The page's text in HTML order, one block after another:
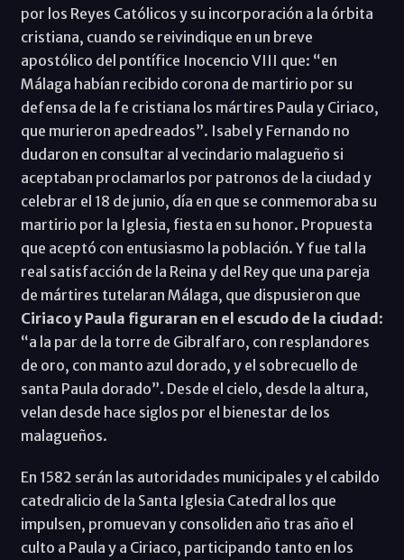
por los Reyes Católicos y su incorporación a la órbita
cristiana, cuando se reivindique en un breve
apostólico del pontífice Inocencio VIII que: “en
Málaga habían recibido corona de martirio por su
defensa de la fe cristiana los mártires Paula y Ciriaco,
que murieron apedreados”. Isabel y Fernando no
dudaron en consultar al vecindario malagueño si
aceptaban proclamarlos por patronos de la ciudad y
celebrar el 18 de junio, día en que se conmemoraba su
martirio por la Iglesia, fiesta en su honor. Propuesta
que aceptó con entusiasmo la población. Y fue tal la
real satisfacción de la Reina y del Rey que una pareja
de mártires tutelaran Málaga, que dispusieron que
Ciriaco y Paula figuraran en el escudo de la ciudad:
“a la par de la torre de Gibralfaro, con resplandores
de oro, con manto azul dorado, y el sobrecuello de
santa Paula dorado”. Desde el cielo, desde la altura,
velan desde hace siglos por el bienestar de los
malagueños.
En 1582 serán las autoridades municipales y el cabildo
catedralicio de la Santa Iglesia Catedral los que
impulsen, promuevan y consoliden año tras año el
culto a Paula y a Ciriaco, participando tanto en los